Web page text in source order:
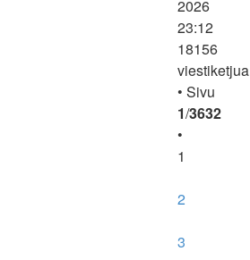
2026
23:12
18156
viestiketjua
• Sivu
1/3632
•
1
2
3